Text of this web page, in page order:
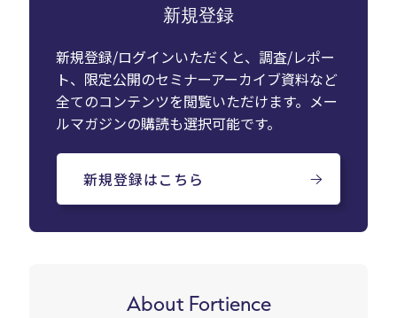
新規登録
新規登録/ログインいただくと、調査/レポー
ト、限定公開のセミナーアーカイブ資料など
全てのコンテンツを閲覧いただけます。メー
ルマガジンの購読も選択可能です。
新規登録はこちら
About Fortience